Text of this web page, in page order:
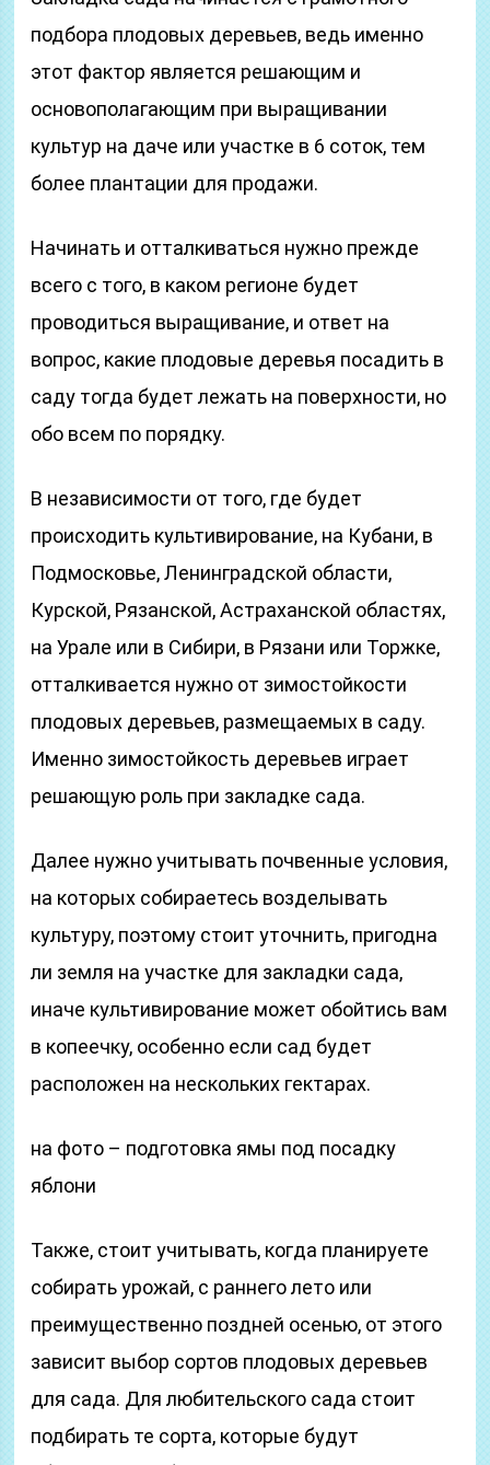
подбора плодовых деревьев, ведь именно
этот фактор является решающим и
основополагающим при выращивании
культур на даче или участке в 6 соток, тем
более плантации для продажи.
Начинать и отталкиваться нужно прежде
всего с того, в каком регионе будет
проводиться выращивание, и ответ на
вопрос, какие плодовые деревья посадить в
саду тогда будет лежать на поверхности, но
обо всем по порядку.
В независимости от того, где будет
происходить культивирование, на Кубани, в
Подмосковье, Ленинградской области,
Курской, Рязанской, Астраханской областях,
на Урале или в Сибири, в Рязани или Торжке,
отталкивается нужно от зимостойкости
плодовых деревьев, размещаемых в саду.
Именно зимостойкость деревьев играет
решающую роль при закладке сада.
Далее нужно учитывать почвенные условия,
на которых собираетесь возделывать
культуру, поэтому стоит уточнить, пригодна
ли земля на участке для закладки сада,
иначе культивирование может обойтись вам
в копеечку, особенно если сад будет
расположен на нескольких гектарах.
на фото – подготовка ямы под посадку
яблони
Также, стоит учитывать, когда планируете
собирать урожай, с раннего лето или
преимущественно поздней осенью, от этого
зависит выбор сортов плодовых деревьев
для сада. Для любительского сада стоит
подбирать те сорта, которые будут